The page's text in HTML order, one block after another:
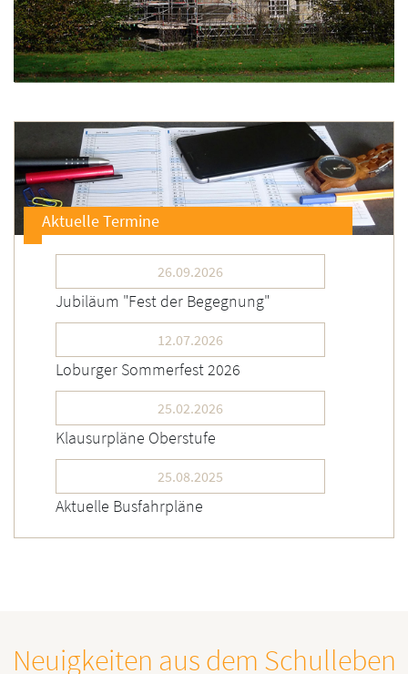
Aktuelle Termine
26.09.2026
Jubiläum "Fest der Begegnung"
12.07.2026
Loburger Sommerfest 2026
25.02.2026
Klausurpläne Oberstufe
25.08.2025
Aktuelle Busfahrpläne
Neuigkeiten aus dem Schulleben